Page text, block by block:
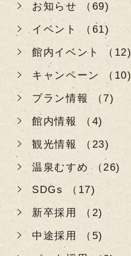
お知らせ （69)
イベント （61)
館内イベント （12)
キャンペーン （10)
プラン情報 （7)
館内情報 （4)
観光情報 （23)
温泉むすめ （26)
SDGs （17)
新卒採用 （2)
中途採用 （5)